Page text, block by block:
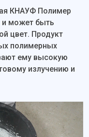
КНАУФ Полимер
и может быть
цвет. Продукт
полимерных
ему высокую
излучению и